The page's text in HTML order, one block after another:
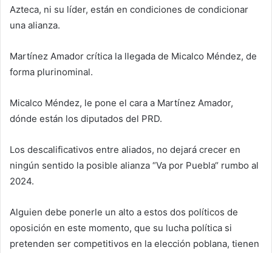
Azteca, ni su líder, están en condiciones de condicionar
una alianza.
Martínez Amador crítica la llegada de Micalco Méndez, de
forma plurinominal.
Micalco Méndez, le pone el cara a Martínez Amador,
dónde están los diputados del PRD.
Los descalificativos entre aliados, no dejará crecer en
ningún sentido la posible alianza “Va por Puebla“ rumbo al
2024.
Alguien debe ponerle un alto a estos dos políticos de
oposición en este momento, que su lucha política si
pretenden ser competitivos en la elección poblana, tienen